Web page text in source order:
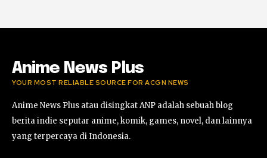
02:47
Anime News Plus
YOUR MOST RELIABLE SOURCE FOR ACGN NEWS
Anime News Plus atau disingkat ANP adalah sebuah blog
berita indie seputar anime, komik, games, novel, dan lainnya
yang terpercaya di Indonesia.